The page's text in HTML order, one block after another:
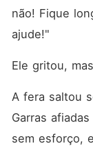
não! Fique
ajude!"
Ele gritou,
A fera saltou
Garras
sem esforço,